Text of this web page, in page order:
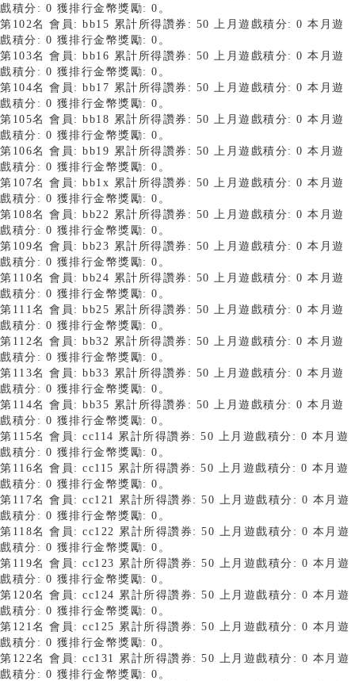
戲積分: 0 獲排行金幣獎勵: 0。
第102名 會員: bb15 累計所得讚券: 50 上月遊戲積分: 0 本月遊
戲積分: 0 獲排行金幣獎勵: 0。
第103名 會員: bb16 累計所得讚券: 50 上月遊戲積分: 0 本月遊
戲積分: 0 獲排行金幣獎勵: 0。
第104名 會員: bb17 累計所得讚券: 50 上月遊戲積分: 0 本月遊
戲積分: 0 獲排行金幣獎勵: 0。
第105名 會員: bb18 累計所得讚券: 50 上月遊戲積分: 0 本月遊
戲積分: 0 獲排行金幣獎勵: 0。
第106名 會員: bb19 累計所得讚券: 50 上月遊戲積分: 0 本月遊
戲積分: 0 獲排行金幣獎勵: 0。
第107名 會員: bb1x 累計所得讚券: 50 上月遊戲積分: 0 本月遊
戲積分: 0 獲排行金幣獎勵: 0。
第108名 會員: bb22 累計所得讚券: 50 上月遊戲積分: 0 本月遊
戲積分: 0 獲排行金幣獎勵: 0。
第109名 會員: bb23 累計所得讚券: 50 上月遊戲積分: 0 本月遊
戲積分: 0 獲排行金幣獎勵: 0。
第110名 會員: bb24 累計所得讚券: 50 上月遊戲積分: 0 本月遊
戲積分: 0 獲排行金幣獎勵: 0。
第111名 會員: bb25 累計所得讚券: 50 上月遊戲積分: 0 本月遊
戲積分: 0 獲排行金幣獎勵: 0。
第112名 會員: bb32 累計所得讚券: 50 上月遊戲積分: 0 本月遊
戲積分: 0 獲排行金幣獎勵: 0。
第113名 會員: bb33 累計所得讚券: 50 上月遊戲積分: 0 本月遊
戲積分: 0 獲排行金幣獎勵: 0。
第114名 會員: bb35 累計所得讚券: 50 上月遊戲積分: 0 本月遊
戲積分: 0 獲排行金幣獎勵: 0。
第115名 會員: cc114 累計所得讚券: 50 上月遊戲積分: 0 本月遊
戲積分: 0 獲排行金幣獎勵: 0。
第116名 會員: cc115 累計所得讚券: 50 上月遊戲積分: 0 本月遊
戲積分: 0 獲排行金幣獎勵: 0。
第117名 會員: cc121 累計所得讚券: 50 上月遊戲積分: 0 本月遊
戲積分: 0 獲排行金幣獎勵: 0。
第118名 會員: cc122 累計所得讚券: 50 上月遊戲積分: 0 本月遊
戲積分: 0 獲排行金幣獎勵: 0。
第119名 會員: cc123 累計所得讚券: 50 上月遊戲積分: 0 本月遊
戲積分: 0 獲排行金幣獎勵: 0。
第120名 會員: cc124 累計所得讚券: 50 上月遊戲積分: 0 本月遊
戲積分: 0 獲排行金幣獎勵: 0。
第121名 會員: cc125 累計所得讚券: 50 上月遊戲積分: 0 本月遊
戲積分: 0 獲排行金幣獎勵: 0。
第122名 會員: cc131 累計所得讚券: 50 上月遊戲積分: 0 本月遊
戲積分: 0 獲排行金幣獎勵: 0。